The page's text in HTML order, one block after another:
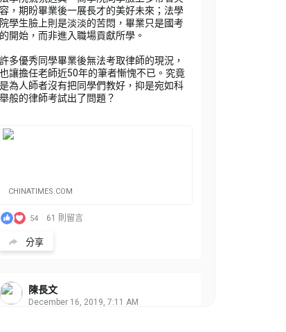
容，期盼畢業後一展長才的美好未來；法學
院學生臉上則是淡淡的苦悶，畢業只是國考
的開始，而非進入職場貢獻所學。
許多優秀同學畢業後無法考取律師的現況，
也讓擔任老師近50年的筆者慚愧不已。究竟
是為人師者沒有把同學們教好，抑是宛如科
舉般的律師考試出了問題？
CHINATIMES.COM
54 61 則留言
分享
陳長文
December 16, 2019, 7:11 AM